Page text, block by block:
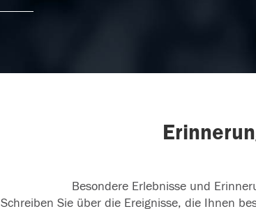
Besondere Erlebnisse und
Schreiben Sie über die Ereignisse, die Ihnen